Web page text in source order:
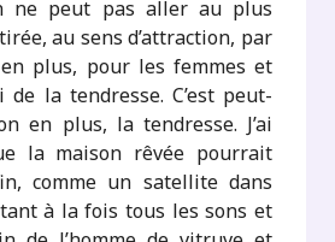
ne peut pas aller au plus
au sens d’attraction, par
plus, pour les femmes et
de la tendresse. C’est peut-
en plus, la tendresse. J’ai
la maison rêvée pourrait
comme un satellite dans
à la fois tous les sons et